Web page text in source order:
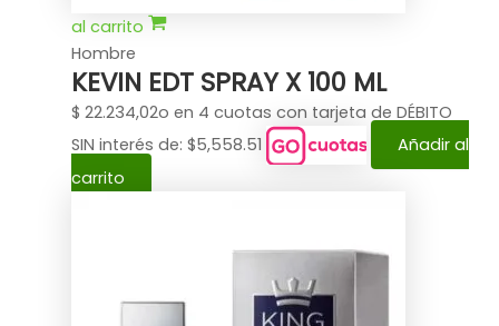
al carrito
Hombre
KEVIN EDT SPRAY X 100 ML
$ 22.234,02o en 4 cuotas con tarjeta de DÉBITO
SIN interés de: $5,558.51
Añadir al
carrito